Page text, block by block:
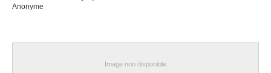
Anonyme
Image non disponible